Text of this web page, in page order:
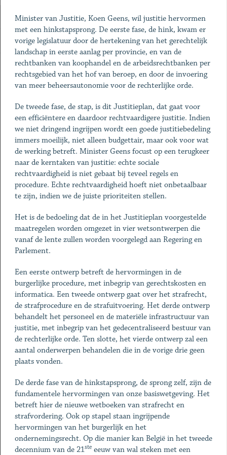
Minister van Justitie, Koen Geens, wil justitie hervormen
met een hinkstapsprong. De eerste fase, de hink, kwam er
vorige legislatuur door de hertekening van het gerechtelijk
landschap in eerste aanlag per provincie, en van de
rechtbanken van koophandel en de arbeidsrechtbanken per
rechtsgebied van het hof van beroep, en door de invoering
van meer beheersautonomie voor de rechterlijke orde.
De tweede fase, de stap, is dit Justitieplan, dat gaat voor
een efficiëntere en daardoor rechtvaardigere justitie. Indien
we niet dringend ingrijpen wordt een goede justitiebedeling
immers moeilijk, niet alleen budgettair, maar ook voor wat
de werking betreft. Minister Geens focust op een terugkeer
naar de kerntaken van justitie: echte sociale
rechtvaardigheid is niet gebaat bij teveel regels en
procedure. Echte rechtvaardigheid hoeft niet onbetaalbaar
te zijn, indien we de juiste prioriteiten stellen.
Het is de bedoeling dat de in het Justitieplan voorgestelde
maatregelen worden omgezet in vier wetsontwerpen die
vanaf de lente zullen worden voorgelegd aan Regering en
Parlement.
Een eerste ontwerp betreft de hervormingen in de
burgerlijke procedure, met inbegrip van gerechtskosten en
informatica. Een tweede ontwerp gaat over het strafrecht,
de strafprocedure en de strafuitvoering. Het derde ontwerp
behandelt het personeel en de materiële infrastructuur van
justitie, met inbegrip van het gedecentraliseerd bestuur van
de rechterlijke orde. Ten slotte, het vierde ontwerp zal een
aantal onderwerpen behandelen die in de vorige drie geen
plaats vonden.
De derde fase van de hinkstapsprong, de sprong zelf, zijn de
fundamentele hervormingen van onze basiswetgeving. Het
betreft hier de nieuwe wetboeken van strafrecht en
strafvordering. Ook op stapel staan ingrijpende
hervormingen van het burgerlijk en het
ondernemingsrecht. Op die manier kan België in het tweede
decennium van de 21steeeuw van wal steken met een